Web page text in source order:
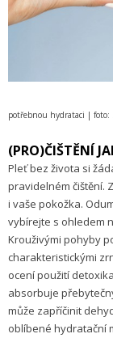
potřebnou hydrataci | foto:
(PRO)ČIŠTĚNÍ
Pleť bez života si
pravidelném čištění.
i vaše pokožka.
vybírejte s ohledem
Krouživými pohyby
charakteristickými
ocení použití
absorbuje
může zapříčinit
oblíbené hydratační